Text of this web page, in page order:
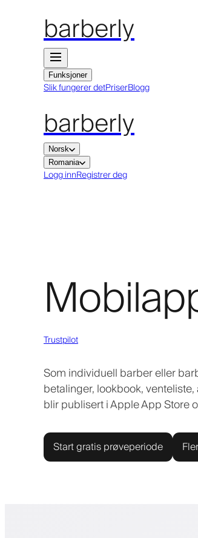
barberly
Funksjoner
Slik fungerer detPriserBlogg
barberly
Norsk
Romania
Logg innRegistrer deg
Trustpilot
Som individuell barber eller
betalinger, lookbook,
blir publisert i Apple App Store
Start gratis prøveperiode